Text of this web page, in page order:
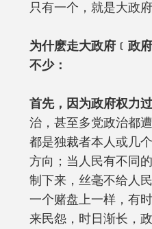
只有一个，就是大政
为什麽走大政府﹝政
不少：
首先，因为政府权力
治，甚至多党政治都
都是独裁者本人或几
方向；当人民有不同
制下来，丝毫不给人
一个赌盘上一样，有
来民怨，时日渐长，